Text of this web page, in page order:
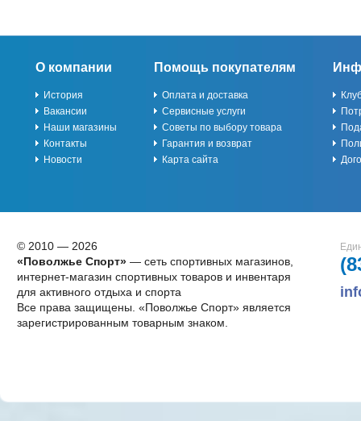
О компании
История
Вакансии
Наши магазины
Контакты
Новости
Помощь покупателям
Оплата и доставка
Сервисные услуги
Советы по выбору товара
Гарантия и возврат
Карта сайта
© 2010 — 2026
«Поволжье Спорт»— сеть спортивных магазинов,
интернет-магазин спортивных товаров и инвентаря
для активного отдыха и спорта
Все права защищены. «Поволжье Спорт» является
зарегистрированным товарным знаком.